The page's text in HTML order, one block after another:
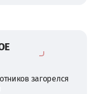
загорелся